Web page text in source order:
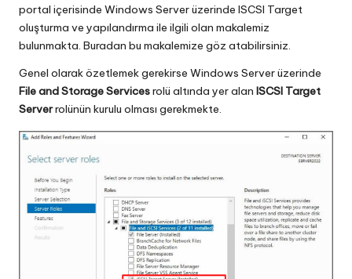
portal içerisinde Windows Server üzerinde ISCSI Target
oluşturma ve yapılandırma ile ilgili olan makalemiz
bulunmakta. Buradan bu makalemize göz atabilirsiniz.
Genel olarak özetlemek gerekirse Windows Server üzerinde
File and Storage Servicesrolü altında yer alan ISCSI Target
Serverrolünün kurulu olması gerekmekte.